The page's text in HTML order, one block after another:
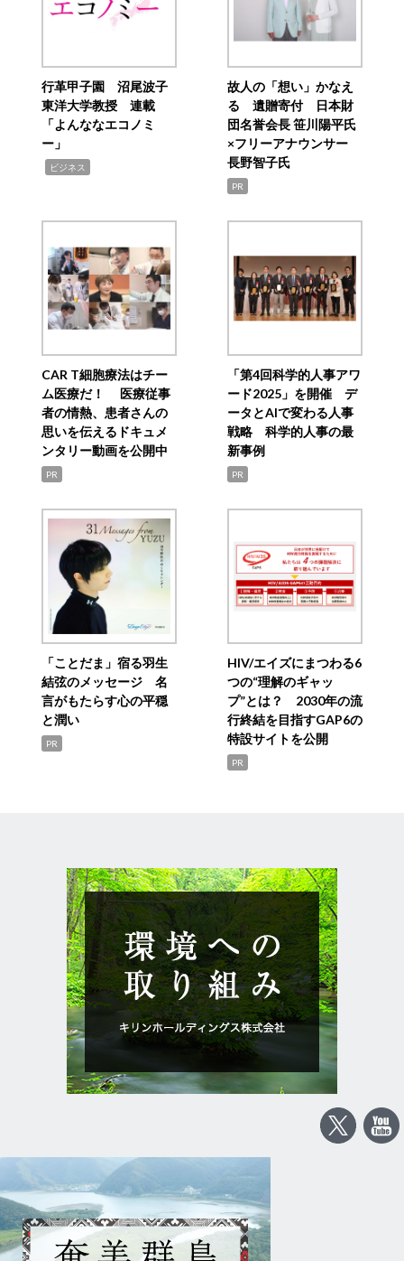
行革甲子園 沼尾波子
東洋大学教授 連載
「よんななエコノミ
ー」
ビジネス
故人の「想い」かなえ
る 遺贈寄付 日本財
団名誉会長 笹川陽平氏
×フリーアナウンサー
長野智子氏
PR
CAR T細胞療法はチー
ム医療だ！ 医療従事
者の情熱、患者さんの
思いを伝えるドキュメ
ンタリー動画を公開中
PR
「第4回科学的人事アワ
ード2025」を開催 デ
ータとAIで変わる人事
戦略 科学的人事の最
新事例
PR
「ことだま」宿る羽生
結弦のメッセージ 名
言がもたらす心の平穏
と潤い
PR
HIV/エイズにまつわる6
つの“理解のギャッ
プ”とは？ 2030年の流
行終結を目指すGAP6の
特設サイトを公開
PR